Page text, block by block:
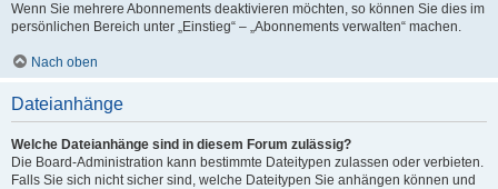
Wenn Sie mehrere Abonnements deaktivieren möchten, so können Sie dies im
persönlichen Bereich unter „Einstieg“ – „Abonnements verwalten“ machen.
Nach oben
Dateianhänge
Welche Dateianhänge sind in diesem Forum zulässig?
Die Board-Administration kann bestimmte Dateitypen zulassen oder verbieten.
Falls Sie sich nicht sicher sind, welche Dateitypen Sie anhängen können und